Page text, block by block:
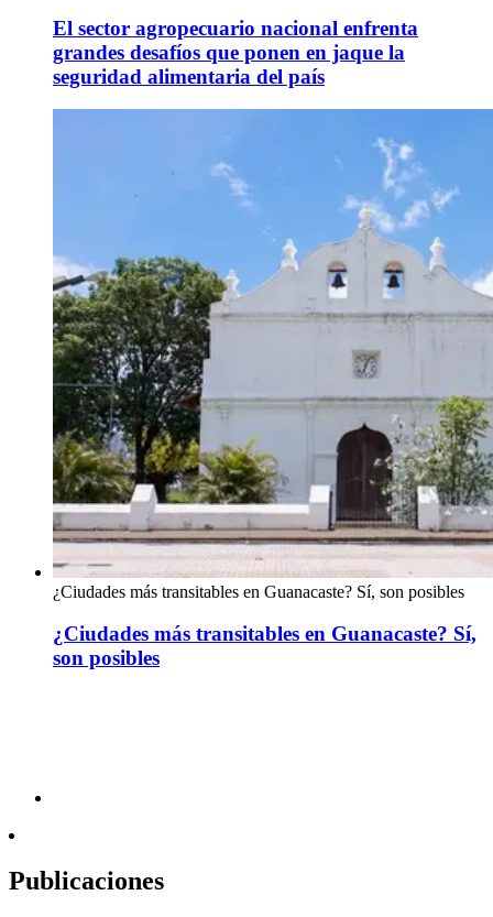
El sector agropecuario nacional enfrenta
grandes desafíos que ponen en jaque la
seguridad alimentaria del país
¿Ciudades más transitables en Guanacaste? Sí, son posibles
¿Ciudades más transitables en Guanacaste? Sí,
son posibles
Publicaciones